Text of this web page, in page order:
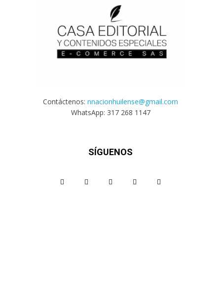
Contáctenos: nnacionhuilense@gmail.com
WhatsApp: 317 268 1147
SÍGUENOS